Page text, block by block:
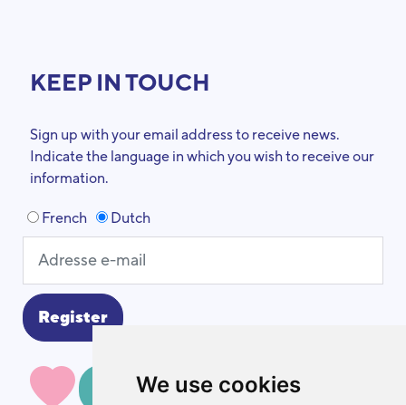
We use cookies
KEEP IN TOUCH
Sign up with your email address to receive news.
Indicate the language in which you wish to receive our
information.
French Dutch
MAKE A DONATION